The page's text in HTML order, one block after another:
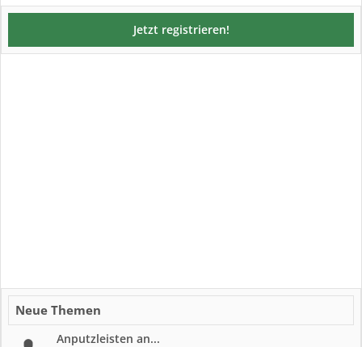
Jetzt registrieren!
Neue Themen
Anputzleisten an...